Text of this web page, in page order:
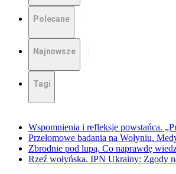
Polecane
Najnowsze
Tagi
Wspomnienia i refleksje powstańca.
Przełomowe badania na Wołyniu.
Zbrodnie pod lupą. Co naprawdę
Rzeź wołyńska. IPN Ukrainy: Zgody